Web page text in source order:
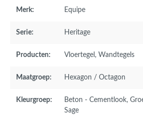
Merk: Equipe
Serie: Heritage
Producten: Vloertegel , Wandtegels
Maatgroep: Hexagon / Octagon
Kleurgroep: Beton - Cementlook,
Sage